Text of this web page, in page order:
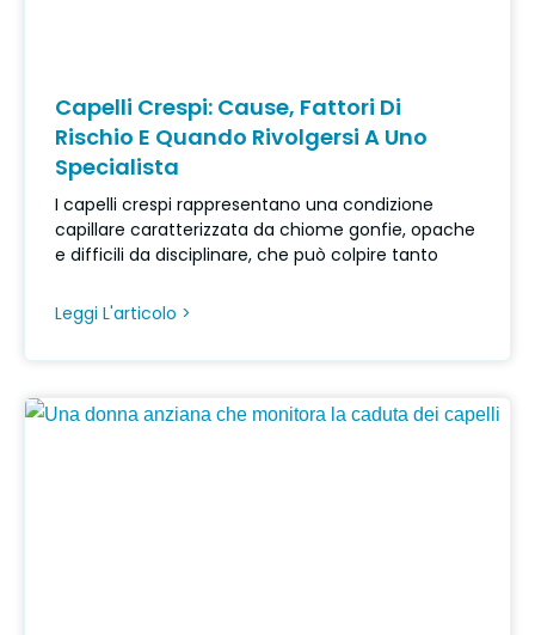
Capelli Crespi: Cause, Fattori Di
Rischio E Quando Rivolgersi A Uno
Specialista
I capelli crespi rappresentano una condizione
capillare caratterizzata da chiome gonfie, opache
e difficili da disciplinare, che può colpire tanto
Leggi L'articolo >